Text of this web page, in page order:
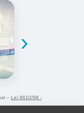
›
– Lei 9610/98 -